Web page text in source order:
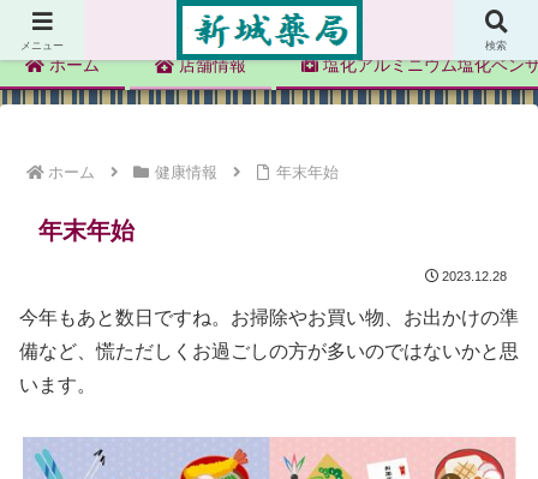
新城薬局
ホーム 店舗情報 塩化アルミニウム塩化ベン
ホーム 健康情報 年末年始
年末年始
2023.12.28
今年もあと数日ですね。お掃除やお買い物、お出かけの準
備など、慌ただしくお過ごしの方が多いのではないかと思
います。
メニュー 検索